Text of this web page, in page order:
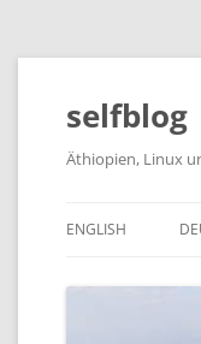
selfblog
Äthiopien, Linux
ENGLISH